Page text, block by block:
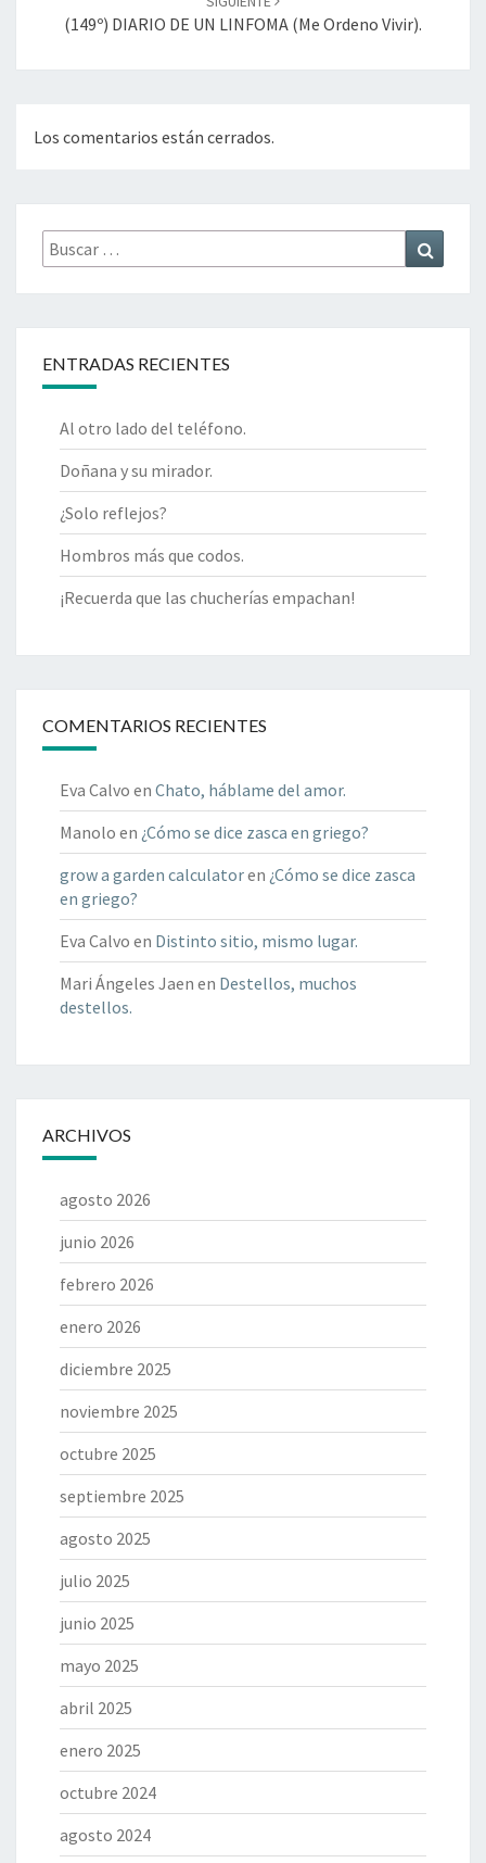
(149º) DIARIO DE UN LINFOMA (Me Ordeno Vivir).
Los comentarios están cerrados.
Buscar
por:
ENTRADAS RECIENTES
Al otro lado del teléfono.
Doñana y su mirador.
¿Solo reflejos?
Hombros más que codos.
¡Recuerda que las chucherías empachan!
COMENTARIOS RECIENTES
Eva Calvo en Chato, háblame del amor.
Manolo en ¿Cómo se dice zasca en griego?
grow a garden calculatoren ¿Cómo se dice zasca
en griego?
Eva Calvo en Distinto sitio, mismo lugar.
Mari Ángeles Jaen en Destellos, muchos
destellos.
ARCHIVOS
agosto 2026
junio 2026
febrero 2026
enero 2026
diciembre 2025
noviembre 2025
octubre 2025
septiembre 2025
agosto 2025
julio 2025
junio 2025
mayo 2025
abril 2025
enero 2025
octubre 2024
agosto 2024